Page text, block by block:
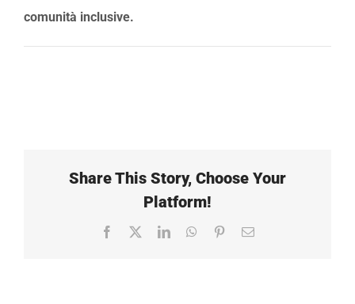
comunità inclusive.
Share This Story, Choose Your
Platform!
Facebook LinkedInWhatsApp
PinterestEmail